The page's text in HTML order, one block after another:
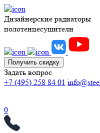
Дизайнерские радиаторы
полотенцесушители
Получить скидку
Задать вопрос
+7 (495) 258 84 01
0